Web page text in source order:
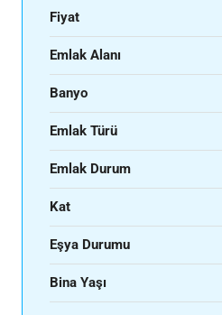
Fiyat
Emlak Alanı
Banyo
Emlak Türü
Emlak Durum
Kat
Eşya Durumu
Bina Yaşı